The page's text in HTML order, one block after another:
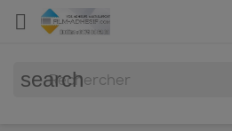

search